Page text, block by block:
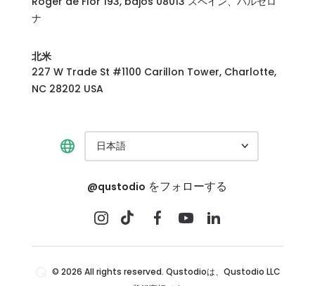
ナ
北米
227 W Trade St #1100 Carillon Tower, Charlotte,
NC 28202 USA
日本語
@qustodio をフォローする
© 2026 All rights reserved. Qustodioは、Qustodio LLC